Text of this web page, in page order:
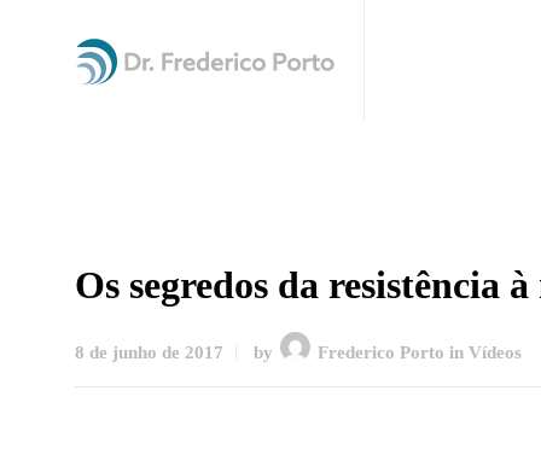
Os segredos da resistência
8 de junho de 2017 by Frederico Porto in Vídeos